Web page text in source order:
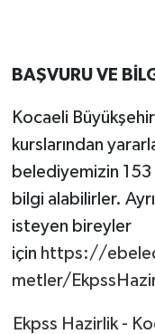
BAŞVURU VE
Kocaeli
kurslarından
belediyemizin 153
bilgi alabilirler.
isteyen bireyler
için https://
metler/
Ekpss Hazirlik -